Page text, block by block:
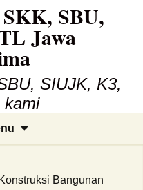
SBU,
Jawa
SIUJK, K3,
kami
Bangunan